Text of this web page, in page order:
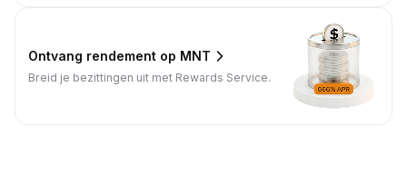
Ontvang rendement op MNT
Breid je bezittingen uit met Rewards Service.